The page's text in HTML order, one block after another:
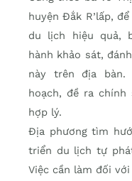
huyện Đắk R’lấp,
du lịch hiệu quả,
hành khảo sát,
này trên địa bàn.
hoạch, đề ra
hợp lý.
Địa phương tìm
triển du lịch tự
Việc cần làm đối